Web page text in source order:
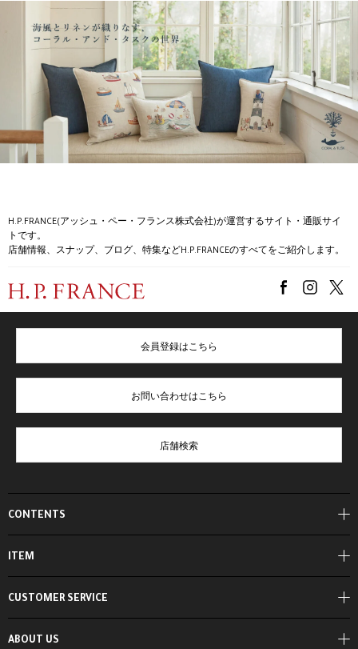
H.P.FRANCE(アッシュ・ペー・フランス株式会社)が運営するサイト・通販サイ
トです。
店舗情報、スナップ、ブログ、特集などH.P.FRANCEのすべてをご紹介します。
CONTENTS
ITEM
ABOUT US
会員登録はこちら
お問い合わせはこちら
店舗検索
CUSTOMER SERVICE